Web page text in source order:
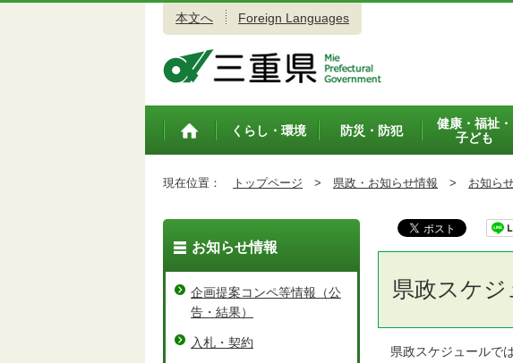
本文へ Foreign Languages
トップペ
くらし・環境 防災・防犯
健康・福祉・
子ども
現在位置： トップページ > 県政・お知らせ情報 > お知ら
県政スケジ
県政スケジュールで
お知らせ情報
企画提案コンペ等情報（公
告・結果）
入札・契約